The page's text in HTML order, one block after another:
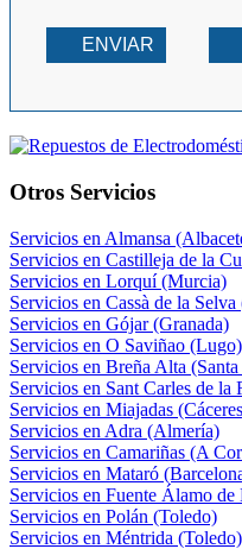
ENVIAR
Otros Servicios
Servicios en Almansa
Servicios en Castilleja de la
Servicios en Lorquí (Murcia)
Servicios en Cassà de la
Servicios en Gójar (Granada)
Servicios en O Saviñao (Lugo)
Servicios en Breña Alta
Servicios en Sant Carles de la
Servicios en Miajadas
Servicios en Adra (Almería)
Servicios en Camariñas (A
Servicios en Mataró
Servicios en Fuente Álamo
Servicios en Polán (Toledo)
Servicios en Méntrida (Toledo)